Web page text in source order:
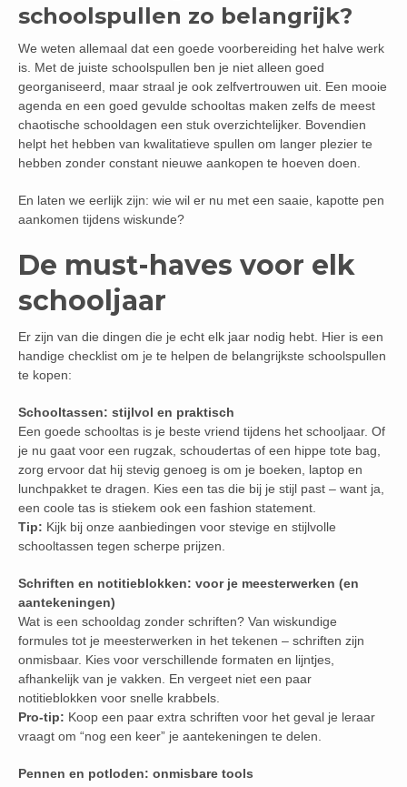
schoolspullen zo belangrijk?
We weten allemaal dat een goede voorbereiding het halve werk
is. Met de juiste schoolspullen ben je niet alleen goed
georganiseerd, maar straal je ook zelfvertrouwen uit. Een mooie
agenda en een goed gevulde schooltas maken zelfs de meest
chaotische schooldagen een stuk overzichtelijker. Bovendien
helpt het hebben van kwalitatieve spullen om langer plezier te
hebben zonder constant nieuwe aankopen te hoeven doen.
En laten we eerlijk zijn: wie wil er nu met een saaie, kapotte pen
aankomen tijdens wiskunde?
De must-haves voor elk
schooljaar
Er zijn van die dingen die je echt elk jaar nodig hebt. Hier is een
handige checklist om je te helpen de belangrijkste schoolspullen
te kopen:
Schooltassen: stijlvol en praktisch
Een goede schooltas is je beste vriend tijdens het schooljaar. Of
je nu gaat voor een rugzak, schoudertas of een hippe tote bag,
zorg ervoor dat hij stevig genoeg is om je boeken, laptop en
lunchpakket te dragen. Kies een tas die bij je stijl past – want ja,
een coole tas is stiekem ook een fashion statement.
Tip: Kijk bij onze aanbiedingen voor stevige en stijlvolle
schooltassen tegen scherpe prijzen.
Schriften en notitieblokken: voor je meesterwerken (en
aantekeningen)
Wat is een schooldag zonder schriften? Van wiskundige
formules tot je meesterwerken in het tekenen – schriften zijn
onmisbaar. Kies voor verschillende formaten en lijntjes,
afhankelijk van je vakken. En vergeet niet een paar
notitieblokken voor snelle krabbels.
Pro-tip: Koop een paar extra schriften voor het geval je leraar
vraagt om “nog een keer” je aantekeningen te delen.
Pennen en potloden: onmisbare tools